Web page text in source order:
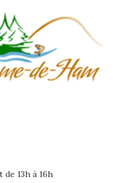
13h à 16h